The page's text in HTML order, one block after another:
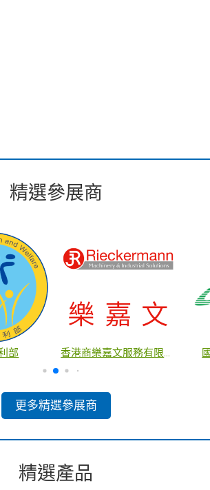
精選參展商
博思特科技股份有限公司
更多精選參展商
精選產品